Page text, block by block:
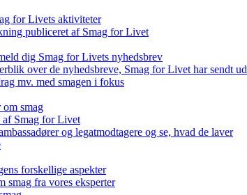
for Livets aktiviteter
publiceret af Smag for Livet
dig Smag for Livets nyhedsbrev
over de nyhedsbreve, Smag for Livet har sendt ud
mv. med smagen i fokus
om smag
af Smag for Livet
og legatmodtagere og se, hvad de laver
forskellige aspekter
smag fra vores eksperter